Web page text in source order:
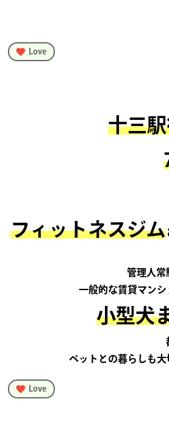
Love
十三
フィットネスジム
管理人常
一般的な賃貸マンシ
小型犬
ペットとの暮らしも大
Love